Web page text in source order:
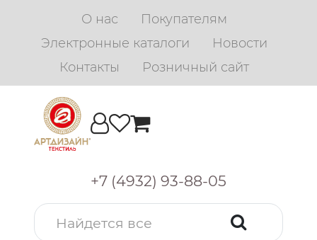
О нас
Покупателям
Электронные каталоги
Новости
Контакты
Розничный сайт
+7 (4932) 93-88-05